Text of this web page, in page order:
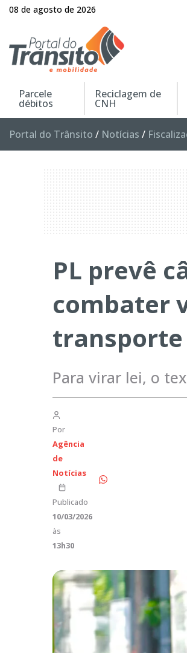
08 de agosto de 2026
Parcele
débitos
Reciclagem de
CNH
Portal do Trânsito / Notícias /
PL prevê
combater
Para virar lei, o
Por
Agência
de
Notícias
Publicado
10/03/2026
às
13h30